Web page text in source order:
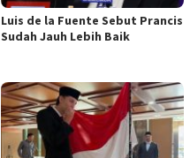
Luis de la Fuente Sebut Prancis
Sudah Jauh Lebih Baik